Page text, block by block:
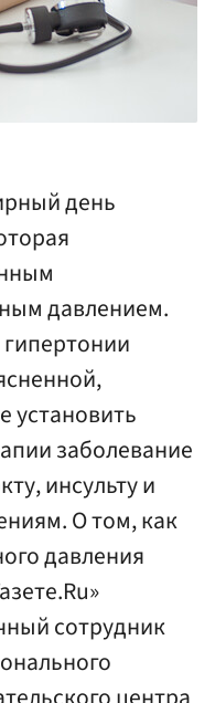
день
давлением.
установить
заболевание
инсульту и
О том, как
давления
сотрудник